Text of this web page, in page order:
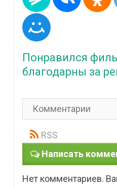
Понравился
благодарны за
RSS
Написать
Нет комментариев.